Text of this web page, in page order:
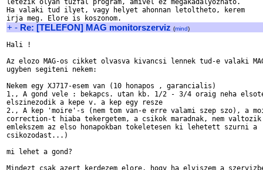
letezik olyan tuzfal program, amivel ez megakadalyozhato.
Ha valaki tud ilyet, vagy helyet ahonnan letoltheto, kerem
+ - Re: [TELEFON] MAG monitorszerviz (mind)
Hali !
Az elozo MAG-os cikket olvasva kivancsi lennek tud-e valaki
ugyben segiteni nekem:
Nekem egy XJ717-esem van (10 honapos , garancialis)
1., A gond vele : bekapcs. utan kb. 1/2 - 3/4 oraig neha
elszinezodik a kepe v. a kep egy resze
2., A kep 'moire'-s (nem tom van-e erre valami szep szo), a
correction-t hiaba tekergetem, a csikok maradnak, nem valtozik
emlekszem az elso honapokban tokeletesen ki lehetett szurni a
csikozodast...)
mi lehet a gond?
Mindezt csak azert kerdezem elore, hogy ha elviszem a